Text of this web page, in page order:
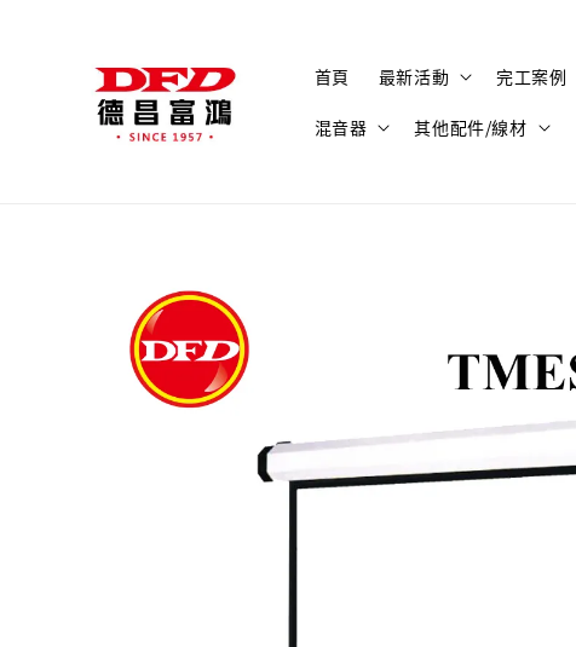
首頁 最新活動 完工案例
混音器 其他配件/線材